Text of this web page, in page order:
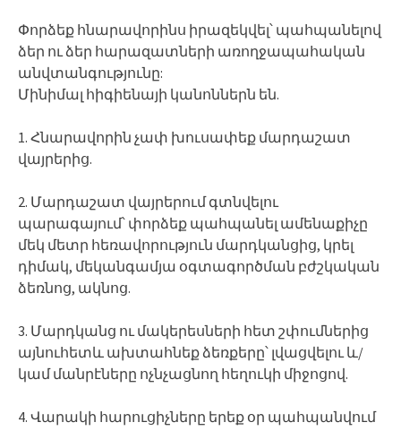
Փորձեք հնարավորինս իրազեկվել՝ պահպանելով
ձեր ու ձեր հարազատների առողջապահական
անվտանգությունը:
Մինիմալ հիգիենայի կանոններն են.
1. Հնարավորին չափ խուսափեք մարդաշատ
վայրերից.
2. Մարդաշատ վայրերում գտնվելու
պարագայում՝ փորձեք պահպանել ամենաքիչը
մեկ մետր հեռավորություն մարդկանցից, կրել
դիմակ, մեկանգամյա օգտագործման բժշկական
ձեռնոց, ակնոց.
3. Մարդկանց ու մակերեսների հետ շփումներից
այնուհետև ախտահնեք ձեռքերը՝ լվացվելու և/
կամ մանրէները ոչնչացնող հեղուկի միջոցով.
4. Վարակի հարուցիչները երեք օր պահպանվում